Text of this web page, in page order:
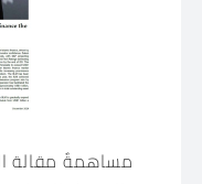
مساهمةٌ مقالة